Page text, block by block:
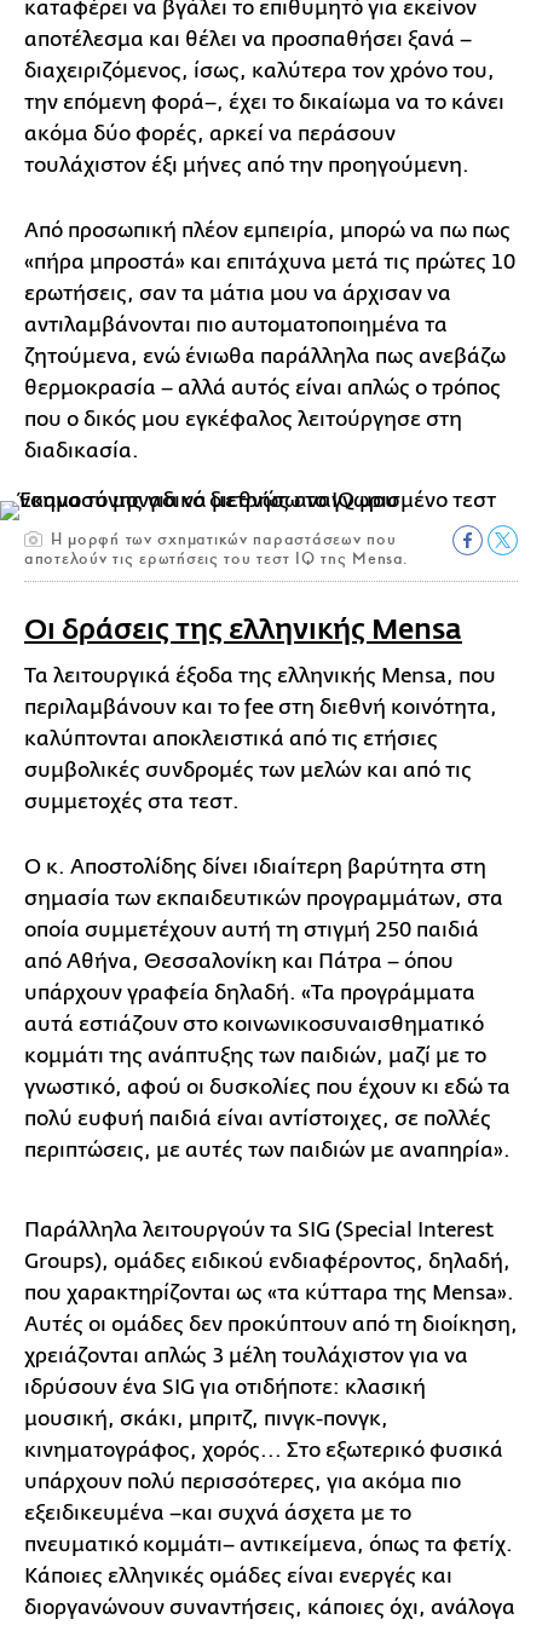
καταφέρει να βγάλει το επιθυμητό για εκείνον
αποτέλεσμα και θέλει να προσπαθήσει ξανά –
διαχειριζόμενος, ίσως, καλύτερα τον χρόνο του,
την επόμενη φορά–, έχει το δικαίωμα να το κάνει
ακόμα δύο φορές, αρκεί να περάσουν
τουλάχιστον έξι μήνες από την προηγούμενη.
Από προσωπική πλέον εμπειρία, μπορώ να πω πως
«πήρα μπροστά» και επιτάχυνα μετά τις πρώτες 10
ερωτήσεις, σαν τα μάτια μου να άρχισαν να
αντιλαμβάνονται πιο αυτοματοποιημένα τα
ζητούμενα, ενώ ένιωθα παράλληλα πως ανεβάζω
θερμοκρασία – αλλά αυτός είναι απλώς ο τρόπος
που ο δικός μου εγκέφαλος λειτούργησε στη
διαδικασία.
Η μορφή των σχηματικών παραστάσεων που
αποτελούν τις ερωτήσεις του τεστ IQ της Mensa.
Οι δράσεις της ελληνικής Mensa
Τα λειτουργικά έξοδα της ελληνικής Mensa, που
περιλαμβάνουν και το fee στη διεθνή κοινότητα,
καλύπτονται αποκλειστικά από τις ετήσιες
συμβολικές συνδρομές των μελών και από τις
συμμετοχές στα τεστ.
Ο κ. Αποστολίδης δίνει ιδιαίτερη βαρύτητα στη
σημασία των εκπαιδευτικών προγραμμάτων, στα
οποία συμμετέχουν αυτή τη στιγμή 250 παιδιά
από Αθήνα, Θεσσαλονίκη και Πάτρα – όπου
υπάρχουν γραφεία δηλαδή. «Τα προγράμματα
αυτά εστιάζουν στο κοινωνικοσυναισθηματικό
κομμάτι της ανάπτυξης των παιδιών, μαζί με το
γνωστικό, αφού οι δυσκολίες που έχουν κι εδώ τα
πολύ ευφυή παιδιά είναι αντίστοιχες, σε πολλές
περιπτώσεις, με αυτές των παιδιών με αναπηρία».
Παράλληλα λειτουργούν τα SIG (Special Interest
Groups), ομάδες ειδικού ενδιαφέροντος, δηλαδή,
που χαρακτηρίζονται ως «τα κύτταρα της Mensa».
Αυτές οι ομάδες δεν προκύπτουν από τη διοίκηση,
χρειάζονται απλώς 3 μέλη τουλάχιστον για να
ιδρύσουν ένα SIG για οτιδήποτε: κλασική
μουσική, σκάκι, μπριτζ, πινγκ-πονγκ,
κινηματογράφος, χορός... Στο εξωτερικό φυσικά
υπάρχουν πολύ περισσότερες, για ακόμα πιο
εξειδικευμένα –και συχνά άσχετα με το
πνευματικό κομμάτι– αντικείμενα, όπως τα φετίχ.
Κάποιες ελληνικές ομάδες είναι ενεργές και
διοργανώνουν συναντήσεις, κάποιες όχι, ανάλογα